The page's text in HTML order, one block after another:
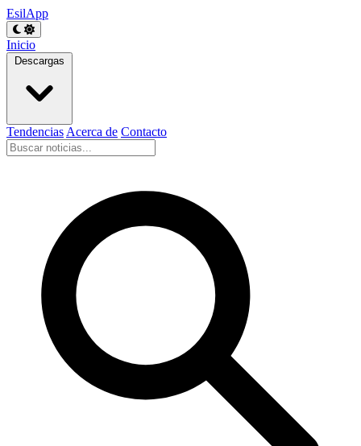
EsilApp
Inicio
Descargas
Tendencias Acerca de Contacto